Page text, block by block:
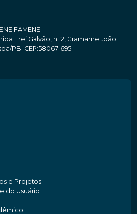
FAMENE
Frei Galvão, n 12, Gramame João
PB. CEP:58067-695
e Projetos
do Usuário